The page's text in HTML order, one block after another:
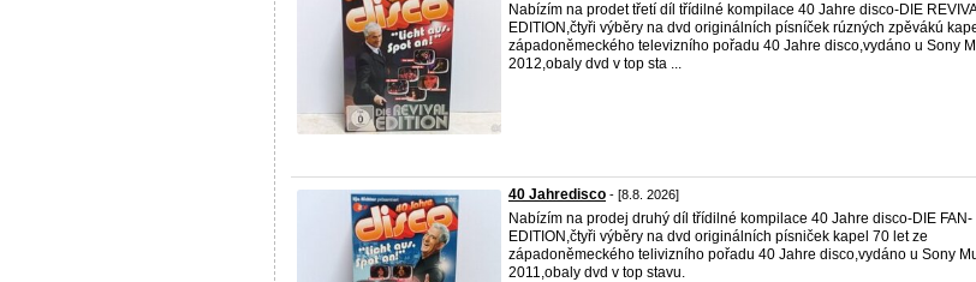
Nabízím na prodet třetí díl třídilné kompilace 40 Jahre disco-DIE
EDITION,čtyři výběry na dvd originálních písníček rúzných zpěvákú
západoněmeckého televizního pořadu 40 Jahre disco,vydáno u Sony
2012,obaly dvd v top sta ...
40 Jahredisco - [8.8. 2026]
Nabízím na prodej druhý díl třídilné kompilace 40 Jahre disco-DIE FAN-
EDITION,čtyři výběry na dvd originálních písniček kapel 70 let ze
západoněmeckého telivizního pořadu 40 Jahre disco,vydáno u Sony
2011,obaly dvd v top stavu.